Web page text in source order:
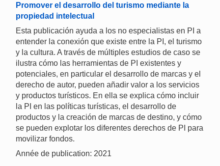
Promover el desarrollo del turismo mediante la
propiedad intelectual
Esta publicación ayuda a los no especialistas en PI a
entender la conexión que existe entre la PI, el turismo
y la cultura. A través de múltiples estudios de caso se
ilustra cómo las herramientas de PI existentes y
potenciales, en particular el desarrollo de marcas y el
derecho de autor, pueden añadir valor a los servicios
y productos turísticos. En ella se explica cómo incluir
la PI en las políticas turísticas, el desarrollo de
productos y la creación de marcas de destino, y cómo
se pueden explotar los diferentes derechos de PI para
movilizar fondos.
Année de publication: 2021